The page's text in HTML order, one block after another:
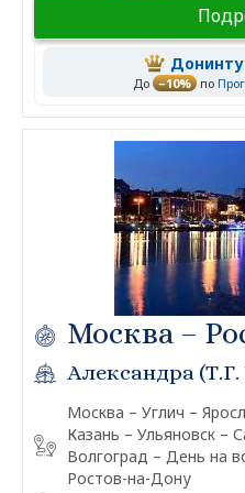
До –10% по
Москва –
Александра
Москва – Углич –
Казань – Ульяновск –
Волгоград – День на
Ростов-на-Дону